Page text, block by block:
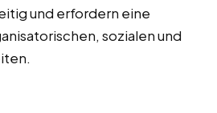
und erfordern eine
sozialen und